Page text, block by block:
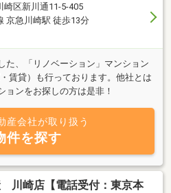
崎区新川通11-5-405
京急川崎駅 徒歩13分
た、「リノベーション」マンション
賃貸）も行っております。他社とは
ョンをお探しの方は是非！
産会社が取り扱う
件を探す
川崎店【電話受付：東京本